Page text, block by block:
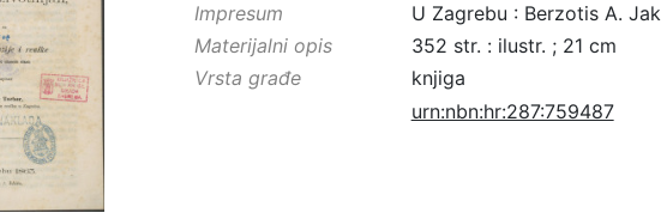
Impresum
U Zagrebu : Berzotis A.
Materijalni opis
352 str. : ilustr. ; 21 cm
Vrsta građe
knjiga
urn:nbn:hr:287:759487